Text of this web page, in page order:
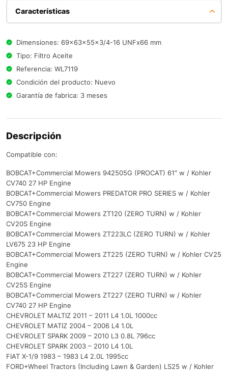
Características
Dimensiones: 69x63x55x3/4-16 UNFx66 mm
Tipo: Filtro Aceite
Referencia: WL7119
Condición del producto: Nuevo
Garantía de fabrica: 3 meses
Descripción
Compatible con:
BOBCAT+Commercial Mowers 942505G (PROCAT) 61″ w / Kohler
CV740 27 HP Engine
BOBCAT+Commercial Mowers PREDATOR PRO SERIES w / Kohler
CV750 Engine
BOBCAT+Commercial Mowers ZT120 (ZERO TURN) w / Kohler
CV20S Engine
BOBCAT+Commercial Mowers ZT223LC (ZERO TURN) w / Kohler
LV675 23 HP Engine
BOBCAT+Commercial Mowers ZT225 (ZERO TURN) w / Kohler CV25
Engine
BOBCAT+Commercial Mowers ZT227 (ZERO TURN) w / Kohler
CV25S Engine
BOBCAT+Commercial Mowers ZT227 (ZERO TURN) w / Kohler
CV740 27 HP Engine
CHEVROLET MALTIZ 2011 – 2011 L4 1.0L 1000cc
CHEVROLET MATIZ 2004 – 2006 L4 1.0L
CHEVROLET SPARK 2009 – 2010 L3 0.8L 796cc
CHEVROLET SPARK 2003 – 2010 L4 1.0L
FIAT X-1/9 1983 – 1983 L4 2.0L 1995cc
FORD+Wheel Tractors (Including Lawn & Garden) LS25 w / Kohler